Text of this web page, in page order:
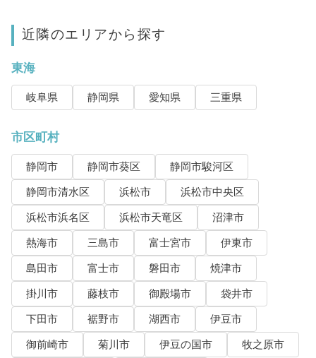
近隣のエリアから探す
東海
岐阜県 静岡県 愛知県 三重県
市区町村
静岡市 静岡市葵区
静岡市駿河区
静岡市清水区
浜松市
浜松市中央区
浜松市浜名区
浜松市天竜区
沼津市
熱海市
三島市 富士宮市
伊東市
島田市
富士市 磐田市
焼津市
掛川市
藤枝市 御殿場市
袋井市
下田市
裾野市 湖西市
伊豆市
御前崎市
菊川市 伊豆の国市
牧之原市